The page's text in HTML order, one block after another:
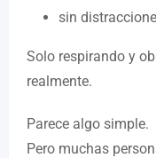
sin
Solo respirando y
realmente.
Parece algo simple.
Pero muchas